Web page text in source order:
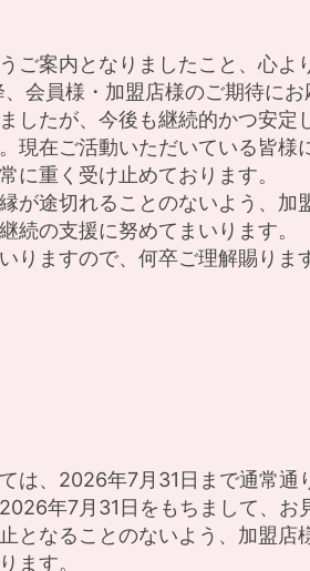
ご案内となりましたこと、心よ
会員様・加盟店様のご期待に
したが、今後も継続的かつ安定
現在ご活動いただいている皆様
に重く受け止めております。
が途切れることのないよう、加
続の支援に努めてまいります。
りますので、何卒ご理解賜りま
は、2026年7月31日まで通常通
年7月31日をもちまして、お
となることのないよう、加盟店
ます。